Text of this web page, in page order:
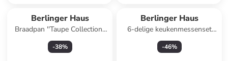
Berlinger Haus
Braadpan ''Taupe Collection''
beige - Ø 26 cm
-38%
Berlinger Haus
6-delige keukenmessenset
groen
-46%